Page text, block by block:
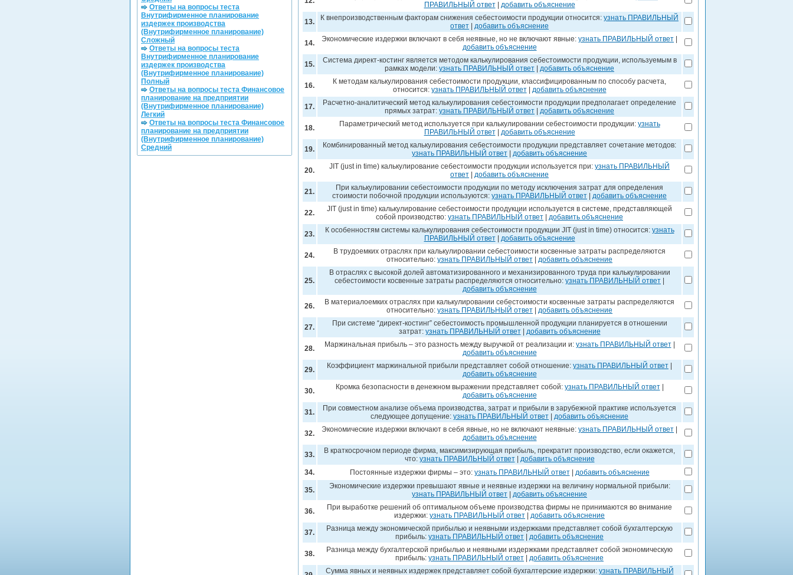
ПРАВИЛЬНЫЙ ответ| добавить объяснение
13. К внепроизводственным факторам снижения себестоимости продукции относится: узнать ПРАВИЛЬНЫЙ
ответ
добавить объяснение
14. Экономические издержки включают в себя неявные, но не включают явные: узнать ПРАВИЛЬНЫЙ ответ
добавить объяснение
15.
Система директ-костинг является методом калькулирования себестоимости продукции, используемым в
рамках модели: узнать ПРАВИЛЬНЫЙ ответ добавить объяснение
16.
К методам калькулирования себестоимости продукции, классифицированным по способу расчета,
относится: узнать ПРАВИЛЬНЫЙ ответ| добавить объяснение
17.
Расчетно-аналитический метод калькулирования себестоимости продукции предполагает определение
прямых затрат: узнать ПРАВИЛЬНЫЙ ответ добавить объяснение
18. Параметрический метод используется при калькулировании себестоимости продукции: узнать
ПРАВИЛЬНЫЙ ответ| добавить объяснение
19.
Комбинированный метод калькулирования себестоимости продукции представляет сочетание методов:
узнать ПРАВИЛЬНЫЙ ответ
добавить объяснение
20. JIT (just in time) калькулирование себестоимости продукции используется при: узнать ПРАВИЛЬНЫЙ
ответ
добавить объяснение
21.
При калькулировании себестоимости продукции по методу исключения затрат для определения
стоимости побочной продукции используются: узнать ПРАВИЛЬНЫЙ ответ добавить объяснение
22.
JIT (just in time) калькулирование себестоимости продукции используется в системе, представляющей
собой производство: узнать ПРАВИЛЬНЫЙ ответ добавить объяснение
23. К особенностям системы калькулирования себестоимости продукции JIT (just in time) относится: узнать
ПРАВИЛЬНЫЙ ответ| добавить объяснение
24.
В трудоемких отраслях при калькулировании себестоимости косвенные затраты распределяются
относительно: узнать ПРАВИЛЬНЫЙ ответ добавить объяснение
25.
В отраслях с высокой долей автоматизированного и механизированного труда при калькулировании
себестоимости косвенные затраты распределяются относительно: узнать ПРАВИЛЬНЫЙ ответ
добавить объяснение
26.
В материалоемких отраслях при калькулировании себестоимости косвенные затраты распределяются
относительно: узнать ПРАВИЛЬНЫЙ ответ добавить объяснение
27.
При системе “директ-костинг” себестоимость промышленной продукции планируется в отношении
затрат: узнать ПРАВИЛЬНЫЙ ответ| добавить объяснение
28. Маржинальная прибыль – это разность между выручкой от реализации и: узнать ПРАВИЛЬНЫЙ ответ|
добавить объяснение
29. Коэффициент маржинальной прибыли представляет собой отношение: узнать ПРАВИЛЬНЫЙ ответ
добавить объяснение
30. Кромка безопасности в денежном выражении представляет собой: узнать ПРАВИЛЬНЫЙ ответ|
добавить объяснение
31.
При совместном анализе объема производства, затрат и прибыли в зарубежной практике используется
следующее допущение: узнать ПРАВИЛЬНЫЙ ответ добавить объяснение
32. Экономические издержки включают в себя явные, но не включают неявные: узнать ПРАВИЛЬНЫЙ ответ
добавить объяснение
33.
В краткосрочном периоде фирма, максимизирующая прибыль, прекратит производство, если окажется,
что: узнать ПРАВИЛЬНЫЙ ответ| добавить объяснение
34.
Постоянные издержки фирмы – это: узнать ПРАВИЛЬНЫЙ ответ| добавить объяснение
35.
Экономические издержки превышают явные и неявные издержки на величину нормальной прибыли:
узнать ПРАВИЛЬНЫЙ ответ
добавить объяснение
36.
При выработке решений об оптимальном объеме производства фирмы не принимаются во внимание
издержки: узнать ПРАВИЛЬНЫЙ ответ добавить объяснение
37.
Разница между экономической прибылью и неявными издержками представляет собой бухгалтерскую
прибыль: узнать ПРАВИЛЬНЫЙ ответ добавить объяснение
38.
Разница между бухгалтерской прибылью и неявными издержками представляет собой экономическую
прибыль: узнать ПРАВИЛЬНЫЙ ответ добавить объяснение
Сумма явных и неявных издержек представляет собой бухгалтерские издержки: узнать ПРАВИЛЬНЫЙ
Ответы на вопросы теста
Внутрифирменное планирование
издержек производства
(Внутрифирменное планирование)
Сложный
Ответы на вопросы теста
Внутрифирменное планирование
издержек производства
(Внутрифирменное планирование)
Полный
Ответы на вопросы теста Финансовое
планирование на предприятии
(Внутрифирменное планирование)
Легкий
Ответы на вопросы теста Финансовое
планирование на предприятии
(Внутрифирменное планирование)
Средний